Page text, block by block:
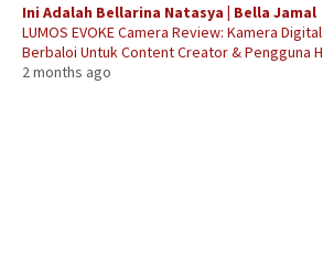
Ini Adalah Bellarina Natasya | Bella Jamal
LUMOS EVOKE Camera Review: Kamera
Berbaloi Untuk Content Creator & Pengguna
2 months ago